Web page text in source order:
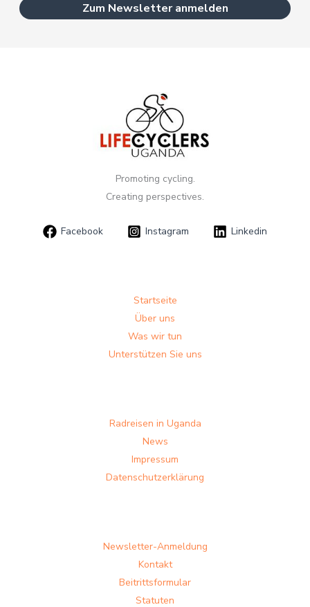
Promoting cycling.
Creating perspectives.
Facebook Instagram Linkedin
Startseite
Über uns
Was wir tun
Unterstützen Sie uns
Radreisen in Uganda
News
Impressum
Datenschutzerklärung
Newsletter-Anmeldung
Kontakt
Beitrittsformular
Statuten